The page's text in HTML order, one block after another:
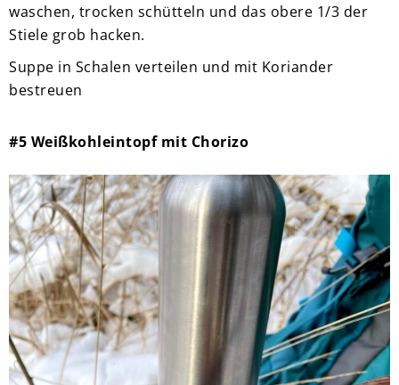
waschen, trocken schütteln und das obere 1/3 der
Stiele grob hacken.
Suppe in Schalen verteilen und mit Koriander
bestreuen
#5 Weißkohleintopf mit Chorizo